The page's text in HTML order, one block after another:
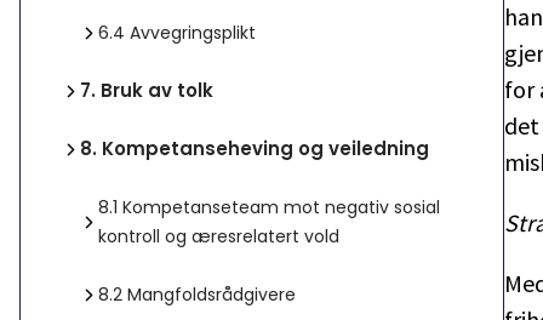
6.4 Avvegringsplikt
7. Bruk av tolk
8. Kompetanseheving og veiledning
8.1 Kompetanseteam mot negativ sosial
kontroll og æresrelatert vold
8.2 Mangfoldsrådgivere
for